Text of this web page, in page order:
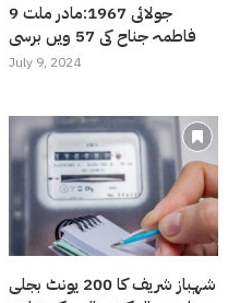
9 جولائی 1967:مادر ملت
فاطمہ جناح کی 57 ویں برسی
July 9, 2024
شہباز شریف کا 200 یونٹ بجلی